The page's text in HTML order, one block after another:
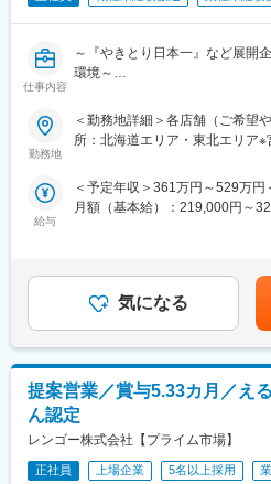
仕事内容
～『やきとり日本一』など展開
環境～
■業務内容：
担当エリアの3～6店舗程度を担
トをお任せします。
■具体的な業務内容：
・各店舗の売上、利益管理
・数値分析と改善提案
・店舗巡回および課題改善
・新店舗オープン支援
※まずは店舗運営業務を覚えて
社の基準で運営方法を実践して
ャーとして複数店舗を担当してい
■入社後のサポート体制：
日本一の事業について学んでい
勤務地
＜勤務地詳細＞各店舗（ご希望
所：北海道エリア・東北エリア※
リア・中部東海エリア（愛知、
岐阜、京都、大阪）受動喫煙対
社の定める事業所
給与
＜予定年収＞361万円～529万
月額（基本給）：219,000円～
計約2.5月分／2回）■昇給年1回
満対象）賃金はあくまでも目安
する可能性があります。月給(
気になる
提案営業／賞与5.33カ月／え
ん認定
レンゴー株式会社【プライム市場】
正社員 上場企業 5名以上採用